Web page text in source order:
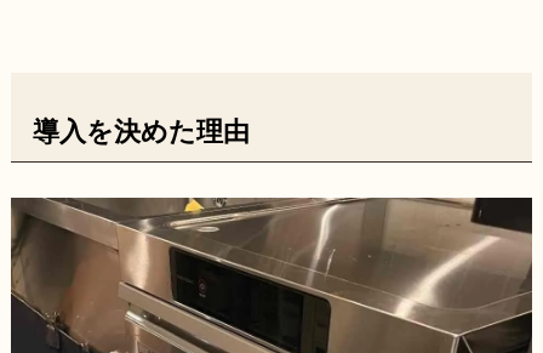
導入を決めた理由